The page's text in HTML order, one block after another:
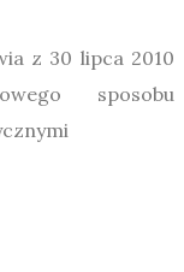
z 30 lipca 2010
sposobu